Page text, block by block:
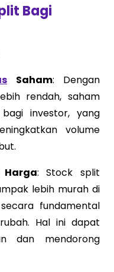
Bagi
Saham: Dengan
rendah, saham
investor, yang
volume
Harga: Stock split
lebih murah di
fundamental
Hal ini dapat
dan mendorong